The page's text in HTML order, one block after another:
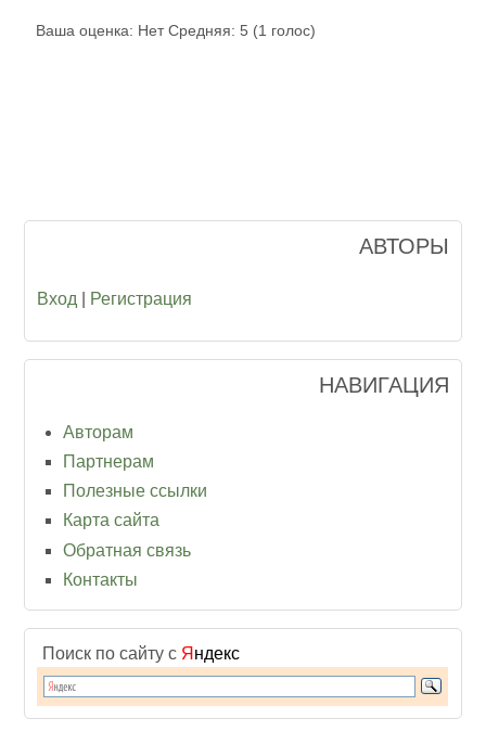
Ваша оценка: Нет Средняя:5 (1 голос)
АВТОРЫ
Вход Регистрация
НАВИГАЦИЯ
Авторам
Партнерам
Полезные ссылки
Карта сайта
Обратная связь
Контакты
Поиск по сайту с Я ндекс